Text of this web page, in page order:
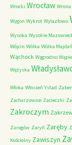
Wrocki Wrocław Wrona
Wygon Wykrot Wylazłowo
Wysoka Wysokie
Wójcin Wólka Wólka
Wąchock Wągrodno
Wężyska
Włoka Włosień Ystad
Zacharzowice Zacieczki
Zakroczym
Zarogów Zaryń Zaręby
Kościelny Zawiszyn